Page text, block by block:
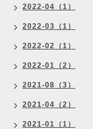
2022-04（1）
2022-03（1）
2022-02（1）
2022-01（2）
2021-08（3）
2021-04（2）
2021-01（1）